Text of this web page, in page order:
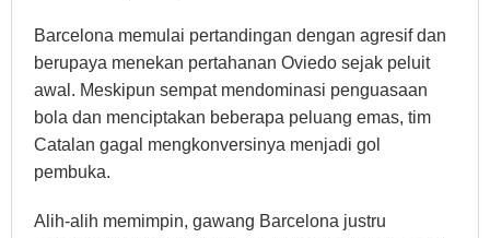
Barcelona memulai pertandingan dengan agresif dan
berupaya menekan pertahanan Oviedo sejak peluit
awal. Meskipun sempat mendominasi penguasaan
bola dan menciptakan beberapa peluang emas, tim
Catalan gagal mengkonversinya menjadi gol
pembuka.
Alih-alih memimpin, gawang Barcelona justru